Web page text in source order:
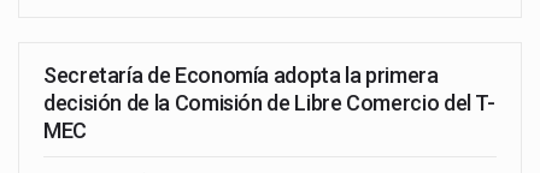
Secretaría de Economía adopta la primera
decisión de la Comisión de Libre Comercio del T-
MEC